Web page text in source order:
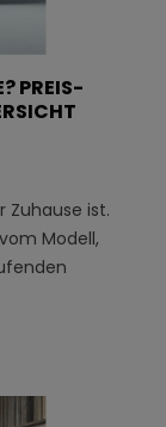
PREIS-
ist.
Modell,